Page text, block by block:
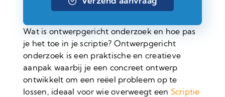
Wat is ontwerpgericht onderzoek en hoe pas
je het toe in je scriptie? Ontwerpgericht
onderzoek is een praktische en creatieve
aanpak waarbij je een concreet ontwerp
ontwikkelt om een reëel probleem op te
lossen, ideaal voor wie overweegt een Scriptie